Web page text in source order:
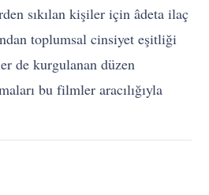
sıkılan kişiler için âdeta ilaç
toplumsal cinsiyet eşitliği
de kurgulanan düzen
bu filmler aracılığıyla